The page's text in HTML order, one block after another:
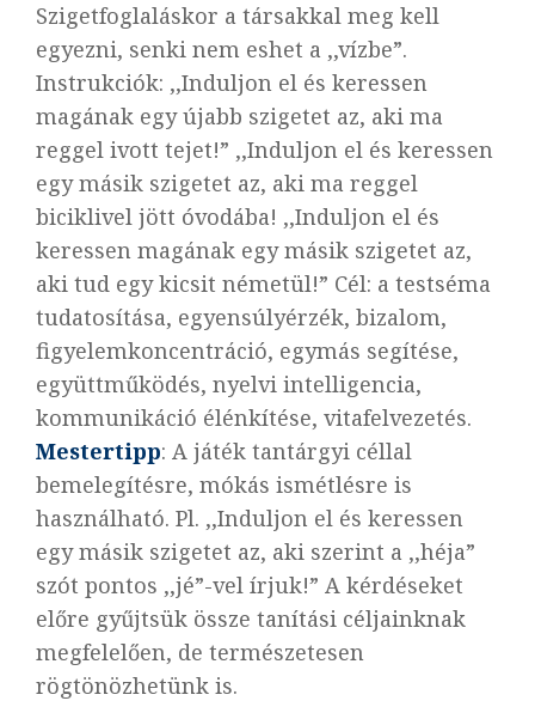
Szigetfoglaláskor a társakkal meg kell
egyezni, senki nem eshet a ,,vízbe”.
Instrukciók: ,,Induljon el és keressen
magának egy újabb szigetet az, aki ma
reggel ivott tejet!” ,,Induljon el és keressen
egy másik szigetet az, aki ma reggel
biciklivel jött óvodába! ,,Induljon el és
keressen magának egy másik szigetet az,
aki tud egy kicsit németül!” Cél: a testséma
tudatosítása, egyensúlyérzék, bizalom,
figyelemkoncentráció, egymás segítése,
együttműködés, nyelvi intelligencia,
kommunikáció élénkítése, vitafelvezetés.
Mestertipp: A játék tantárgyi céllal
bemelegítésre, mókás ismétlésre is
használható. Pl. ,,Induljon el és keressen
egy másik szigetet az, aki szerint a ,,héja”
szót pontos ,,jé”-vel írjuk!” A kérdéseket
előre gyűjtsük össze tanítási céljainknak
megfelelően, de természetesen
rögtönözhetünk is.